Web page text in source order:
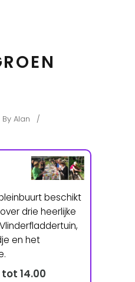
By Alan
beschikt
drie heerlijke
en het
tot 14.00